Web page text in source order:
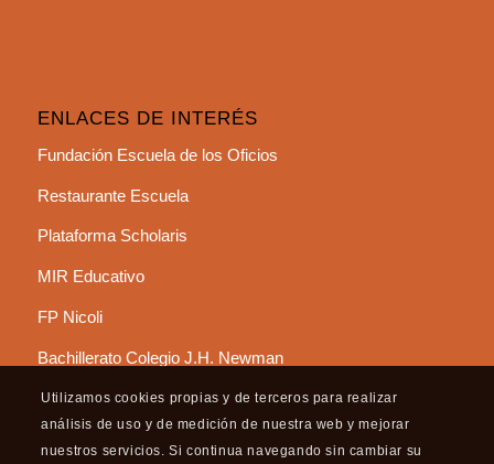
ENLACES DE INTERÉS
Fundación Escuela de los Oficios
Restaurante Escuela
Plataforma Scholaris
MIR Educativo
FP Nicoli
Bachillerato Colegio J.H. Newman
Utilizamos cookies propias y de terceros para realizar
análisis de uso y de medición de nuestra web y mejorar
nuestros servicios. Si continua navegando sin cambiar su